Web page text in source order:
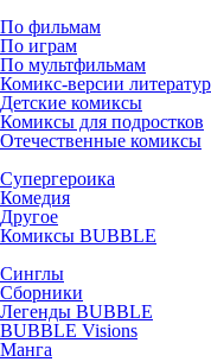
По фильмам
По играм
По мультфильмам
Комикс-версии
Детские комиксы
Комиксы для подростков
Отечественные комиксы
Супергероика
Комедия
Другое
Комиксы BUBBLE
Синглы
Сборники
Легенды BUBBLE
BUBBLE Visions
Манга